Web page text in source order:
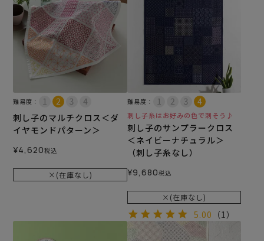
難易度：
刺し子のマルチクロス＜ダ
イヤモンドパターン＞
¥4,620税込
×(在庫なし)
難易度：
刺し子糸はお好みの色で刺そう♪
刺し子のサンプラークロス
＜ネイビーナチュラル＞
（刺し子糸なし）
¥9,680税込
×(在庫なし)
5.00 （1）